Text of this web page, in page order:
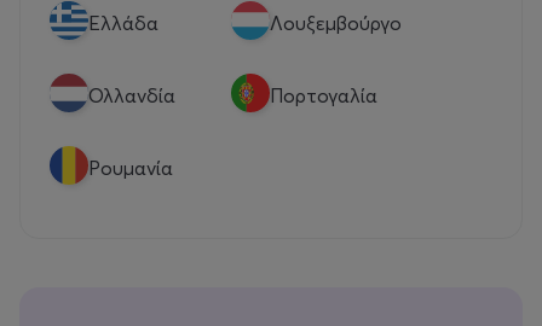
Eλλάδα Λουξεμβούργο
Ολλανδία Πορτογαλία
Ρουμανία